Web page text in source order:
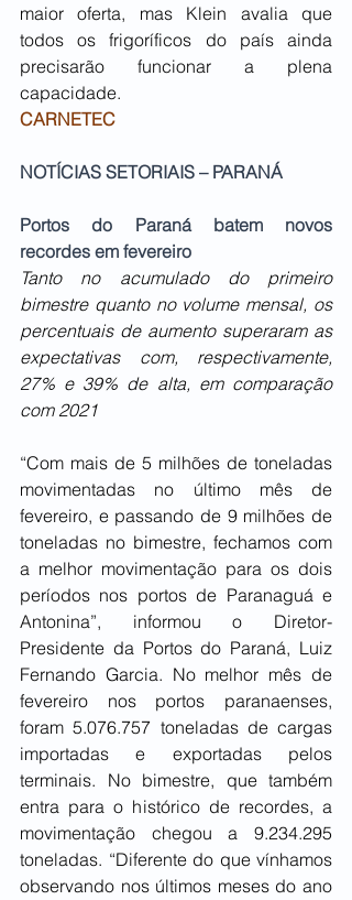
maior oferta, mas Klein avalia que
todos os frigoríficos do país ainda
precisarão funcionar a plena
capacidade.
CARNETEC
NOTÍCIAS SETORIAIS – PARANÁ
Portos do Paraná batem novos
recordes em fevereiro
Tanto no acumulado do primeiro
bimestre quanto no volume mensal, os
percentuais de aumento superaram as
expectativas com, respectivamente,
27% e 39% de alta, em comparação
com 2021
“Com mais de 5 milhões de toneladas
movimentadas no último mês de
fevereiro, e passando de 9 milhões de
toneladas no bimestre, fechamos com
a melhor movimentação para os dois
períodos nos portos de Paranaguá e
Antonina”, informou o Diretor-
Presidente da Portos do Paraná, Luiz
Fernando Garcia. No melhor mês de
fevereiro nos portos paranaenses,
foram 5.076.757 toneladas de cargas
importadas e exportadas pelos
terminais. No bimestre, que também
entra para o histórico de recordes, a
movimentação chegou a 9.234.295
toneladas. “Diferente do que vínhamos
observando nos últimos meses do ano